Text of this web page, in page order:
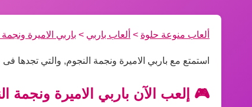
ألعاب منوعة حلوة > ألعاب باربي > باربي الاميرة
استمتع مع باربي الاميرة ونجمة النجوم, والتي تجدها
🎮 إلعب الآن باربي الاميرة ونجمة